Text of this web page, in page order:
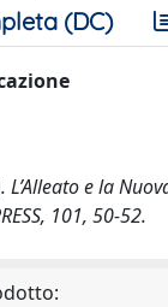
(DC)
L’Alleato e la
101, 50-52.